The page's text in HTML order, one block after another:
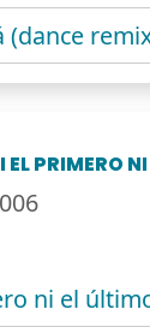
(dance
EL PRIMERO
ni el